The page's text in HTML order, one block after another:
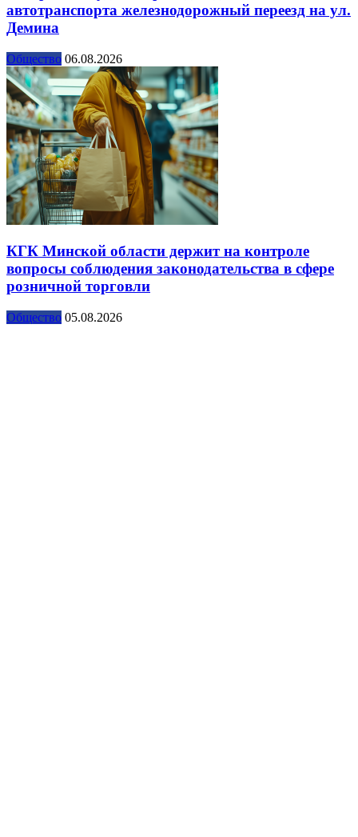
автотранспорта железнодорожный переезд на ул.
Демина
Общество 06.08.2026
КГК Минской области держит на контроле
вопросы соблюдения законодательства в сфере
розничной торговли
Общество 05.08.2026